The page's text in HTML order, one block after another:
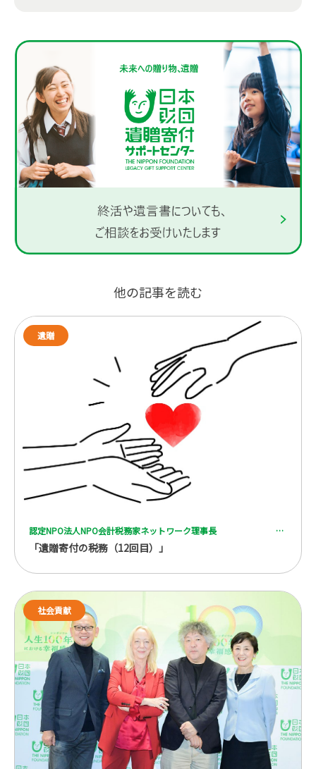
他の記事を読む
認定NPO法人NPO会計税務家ネットワーク理事長 一般社団法人 全国レガシーギフト協会理事 税理士 脇坂 誠也
「遺贈寄付の税務（12回目）」
遺贈
社会貢献